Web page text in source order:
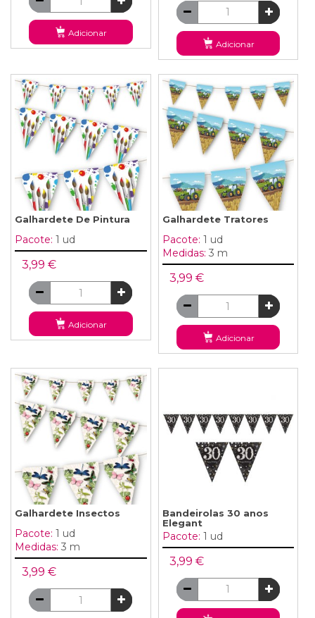
Adicionar
Adicionar
Galhardete De Pintura
Pacote: 1 ud
3,99 €
Adicionar
Galhardete Tratores
Pacote: 1 ud
Medidas: 3 m
3,99 €
Adicionar
Galhardete Insectos
Pacote: 1 ud
Medidas: 3 m
3,99 €
Bandeirolas 30 anos
Elegant
Pacote: 1 ud
3,99 €